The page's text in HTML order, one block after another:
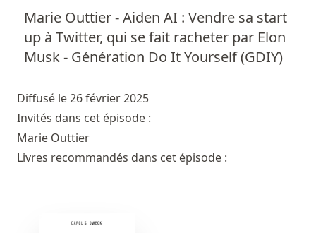
Marie Outtier - Aiden AI : Vendre sa start
up à Twitter, qui se fait racheter par Elon
Musk - Génération Do It Yourself (GDIY)
Diffusé le 26 février 2025
Invités dans cet épisode :
Marie Outtier
Livres recommandés dans cet épisode :
Personnes
Livres les plus recommandés
Prix littéraires